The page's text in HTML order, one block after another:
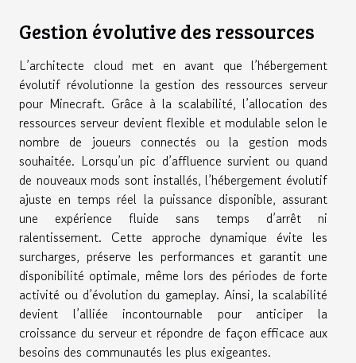
Gestion évolutive des ressources
L’architecte cloud met en avant que l’hébergement
évolutif révolutionne la gestion des ressources serveur
pour Minecraft. Grâce à la scalabilité, l’allocation des
ressources serveur devient flexible et modulable selon le
nombre de joueurs connectés ou la gestion mods
souhaitée. Lorsqu’un pic d’affluence survient ou quand
de nouveaux mods sont installés, l’hébergement évolutif
ajuste en temps réel la puissance disponible, assurant
une expérience fluide sans temps d’arrêt ni
ralentissement. Cette approche dynamique évite les
surcharges, préserve les performances et garantit une
disponibilité optimale, même lors des périodes de forte
activité ou d’évolution du gameplay. Ainsi, la scalabilité
devient l’alliée incontournable pour anticiper la
croissance du serveur et répondre de façon efficace aux
besoins des communautés les plus exigeantes.